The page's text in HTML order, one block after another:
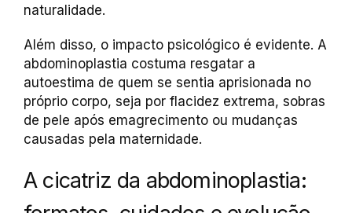
naturalidade.
Além disso, o impacto psicológico é evidente. A
abdominoplastia costuma resgatar a
autoestima de quem se sentia aprisionada no
próprio corpo, seja por flacidez extrema, sobras
de pele após emagrecimento ou mudanças
causadas pela maternidade.
A cicatriz da abdominoplastia: